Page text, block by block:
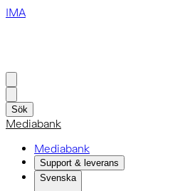
IMA
Sök
Mediabank
Mediabank
Support & leverans
Svenska